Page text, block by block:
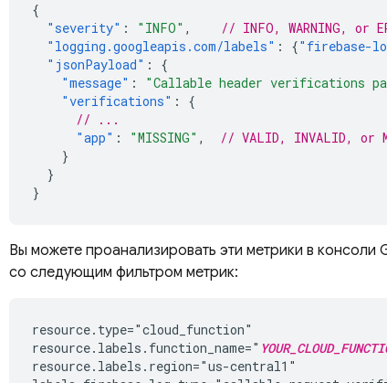
{
"severity" : "INFO" ,
// INFO, WARNING, or
"logging.googleapis.com/labels" : {"firebase-
"jsonPayload" :
{
"message" : "Callable header verifications
"verifications" :
{
// ...
"app" : "MISSING" ,
// VALID, INVALID, or
}
}
}
Вы можете проанализировать эти метрики в консоли
со следующим фильтром метрик:
resource.type="cloud_function"
resource.labels.function_name="
resource.labels.region="us-central1"